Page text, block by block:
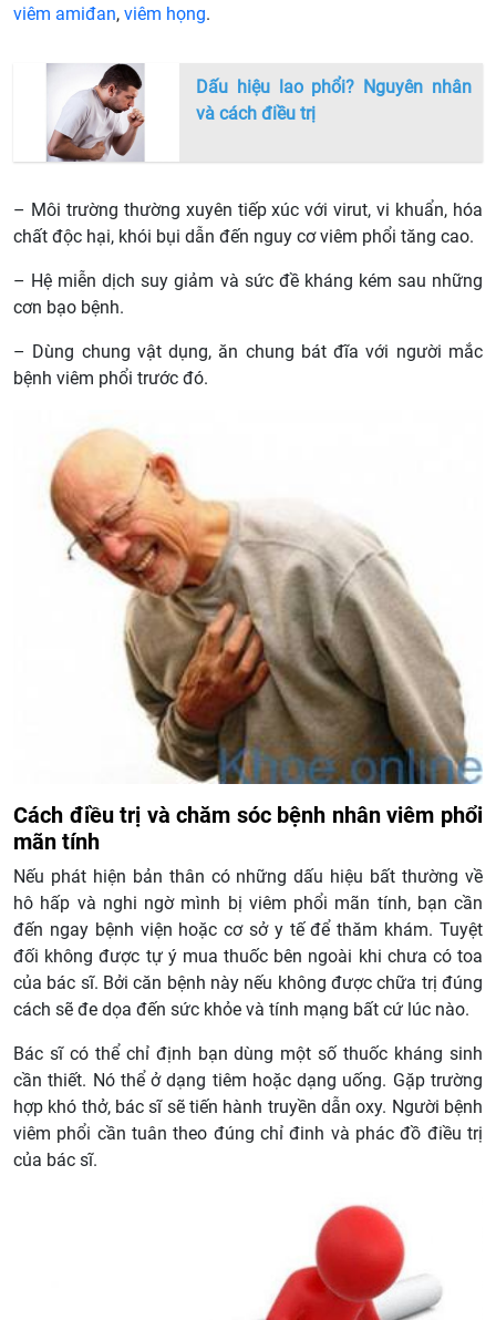
viêm amiđan, viêm họng.
Dấu hiệu lao phổi? Nguyên nhân
và cách điều trị
– Môi trường thường xuyên tiếp xúc với virut, vi khuẩn, hóa
chất độc hại, khói bụi dẫn đến nguy cơ viêm phổi tăng cao.
– Hệ miễn dịch suy giảm và sức đề kháng kém sau những
cơn bạo bệnh.
– Dùng chung vật dụng, ăn chung bát đĩa với người mắc
bệnh viêm phổi trước đó.
Cách điều trị và chăm sóc bệnh nhân viêm phổi
mãn tính
Nếu phát hiện bản thân có những dấu hiệu bất thường về
hô hấp và nghi ngờ mình bị viêm phổi mãn tính, bạn cần
đến ngay bệnh viện hoặc cơ sở y tế để thăm khám. Tuyệt
đối không được tự ý mua thuốc bên ngoài khi chưa có toa
của bác sĩ. Bởi căn bệnh này nếu không được chữa trị đúng
cách sẽ đe dọa đến sức khỏe và tính mạng bất cứ lúc nào.
Bác sĩ có thể chỉ định bạn dùng một số thuốc kháng sinh
cần thiết. Nó thể ở dạng tiêm hoặc dạng uống. Gặp trường
hợp khó thở, bác sĩ sẽ tiến hành truyền dẫn oxy. Người bệnh
viêm phổi cần tuân theo đúng chỉ đinh và phác đồ điều trị
của bác sĩ.